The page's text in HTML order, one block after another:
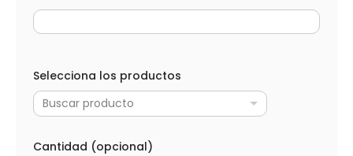
Selecciona los productos
Buscar producto
Cantidad (opcional)